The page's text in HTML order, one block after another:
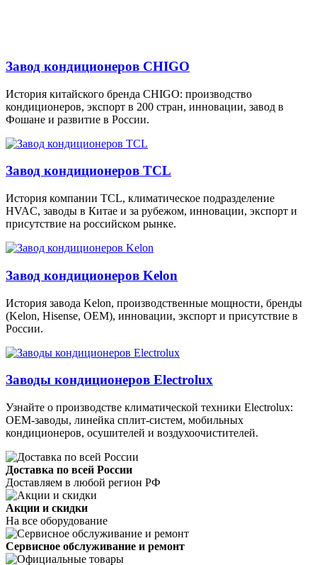
Завод кондиционеров CHIGO
История китайского бренда CHIGO: производство
кондиционеров, экспорт в 200 стран, инновации, завод в
Фошане и развитие в России.
Завод кондиционеров TCL
История компании TCL, климатическое подразделение
HVAC, заводы в Китае и за рубежом, инновации, экспорт и
присутствие на российском рынке.
Завод кондиционеров Kelon
История завода Kelon, производственные мощности, бренды
(Kelon, Hisense, OEM), инновации, экспорт и присутствие в
России.
Заводы кондиционеров Electrolux
Узнайте о производстве климатической техники Electrolux:
OEM-заводы, линейка сплит-систем, мобильных
кондиционеров, осушителей и воздухоочистителей.
Доставка по всей России
Доставляем в любой регион РФ
Акции и скидки
На все оборудование
Сервисное обслуживание и ремонт